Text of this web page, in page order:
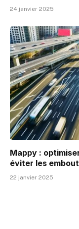
24 janvier 2025
Mappy :
éviter les
22 janvier 2025